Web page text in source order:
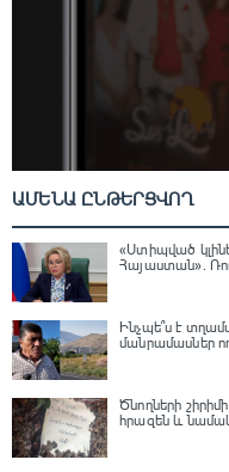
ԱՄԵՆԱ ԸՆԹԵՐՑՎՈՂ
«Ստիպված
Հայաստան»․
Ինչպե՞ս է
մանրամասներ
Ծնողների
հրազեն և